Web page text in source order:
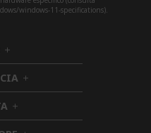
windows-11-specifications).
h
i
d
d
e
n
h
i
d
h
i